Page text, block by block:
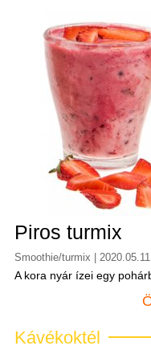
Piros turmix
Smoothie/turmix | 2020.05.11.
A kora nyár ízei egy
Kávékoktél